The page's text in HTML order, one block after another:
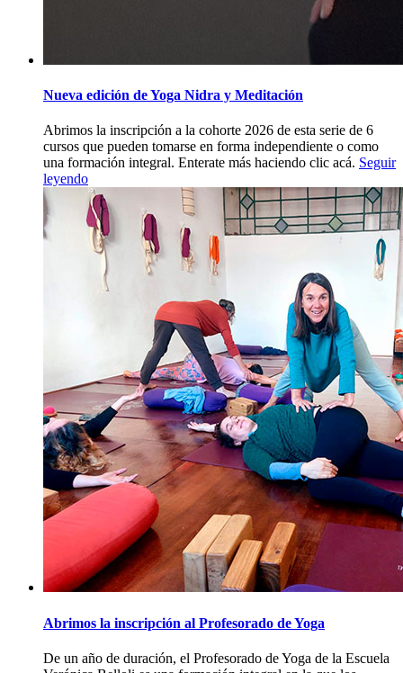
Nueva edición de Yoga Nidra y Meditación
Abrimos la inscripción a la cohorte 2026 de esta serie de 6
cursos que pueden tomarse en forma independiente o como
una formación integral. Enterate más haciendo clic acá. Seguir
leyendo
Abrimos la inscripción al Profesorado de Yoga
De un año de duración, el Profesorado de Yoga de la Escuela